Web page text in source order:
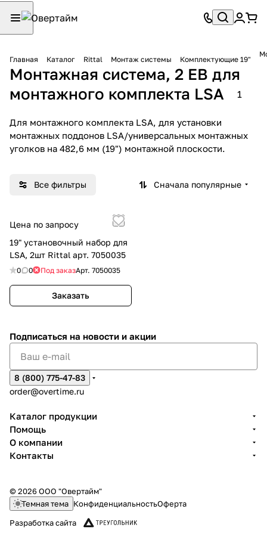
Главная Каталог Rittal Монтаж системы Комплектующие 19"
Монтажная система, 2 ЕВ для
монтажного комплекта LSA
1
Для монтажного комплекта LSA, для установки
монтажных поддонов LSA/универсальных монтажных
уголков на 482,6 мм (19") монтажной плоскости.
Все фильтры Сначала популярные
Цена по запросу
19" установочный набор для
LSA, 2шт Rittal арт. 7050035
0 0 Под заказАрт. 7050035
Заказать
Подписаться на новости и акции
8 (800) 775-47-83
order@overtime.ru
Каталог продукции
Помощь
О компании
Контакты
© 2026 ООО "Овертайм"
Темная тема КонфиденциальностьОферта
Разработка сайта